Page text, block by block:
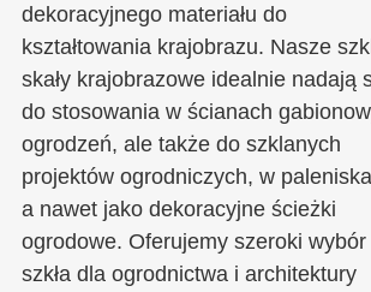
dekoracyjnego materiału do
kształtowania krajobrazu. Nasze
skały krajobrazowe idealnie nadają
do stosowania w ścianach
ogrodzeń, ale także do szklanych
projektów ogrodniczych, w
a nawet jako dekoracyjne ścieżki
ogrodowe. Oferujemy szeroki wybór
szkła dla ogrodnictwa i architektury